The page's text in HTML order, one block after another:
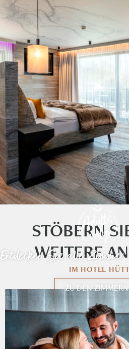
Entdecken Sie alle
ZU DEN ZIMMERN
STÖBERN
WEITERE
IM HOTEL